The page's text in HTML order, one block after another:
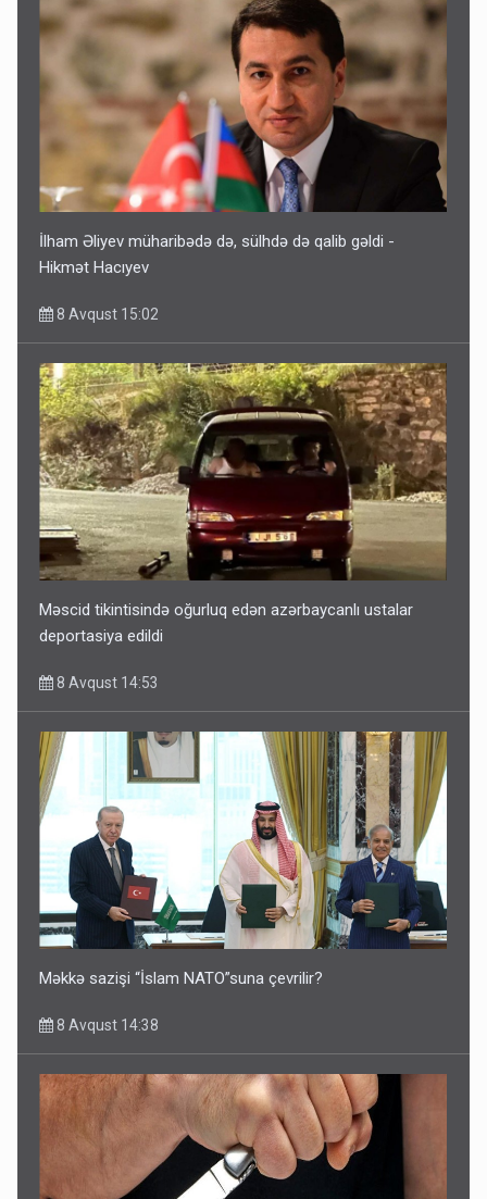
İlham Əliyev müharibədə də, sülhdə də qalib gəldi -
Hikmət Hacıyev
8 Avqust 15:02
Məscid tikintisində oğurluq edən azərbaycanlı ustalar
deportasiya edildi
8 Avqust 14:53
Məkkə sazişi “İslam NATO”suna çevrilir?
8 Avqust 14:38